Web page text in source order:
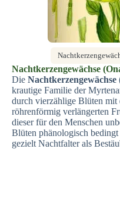
Nachtkerzengewächse
Die Nachtkerzengewächse
krautige Familie der
durch vierzählige Blüten mit
röhrenförmig verlängerten
dieser für den Menschen
Blüten phänologisch
gezielt Nachtfalter als